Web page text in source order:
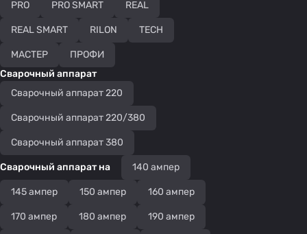
PRO PRO SMART REAL
REAL SMART RILON TECH
МАСТЕР
ПРОФИ
Сварочный аппарат
Сварочный аппарат 220
Сварочный аппарат 220/380
Сварочный аппарат 380
Сварочный аппарат на 140 ампер
145 ампер 150 ампер 160 ампер
170 ампер 180 ампер 190 ампер